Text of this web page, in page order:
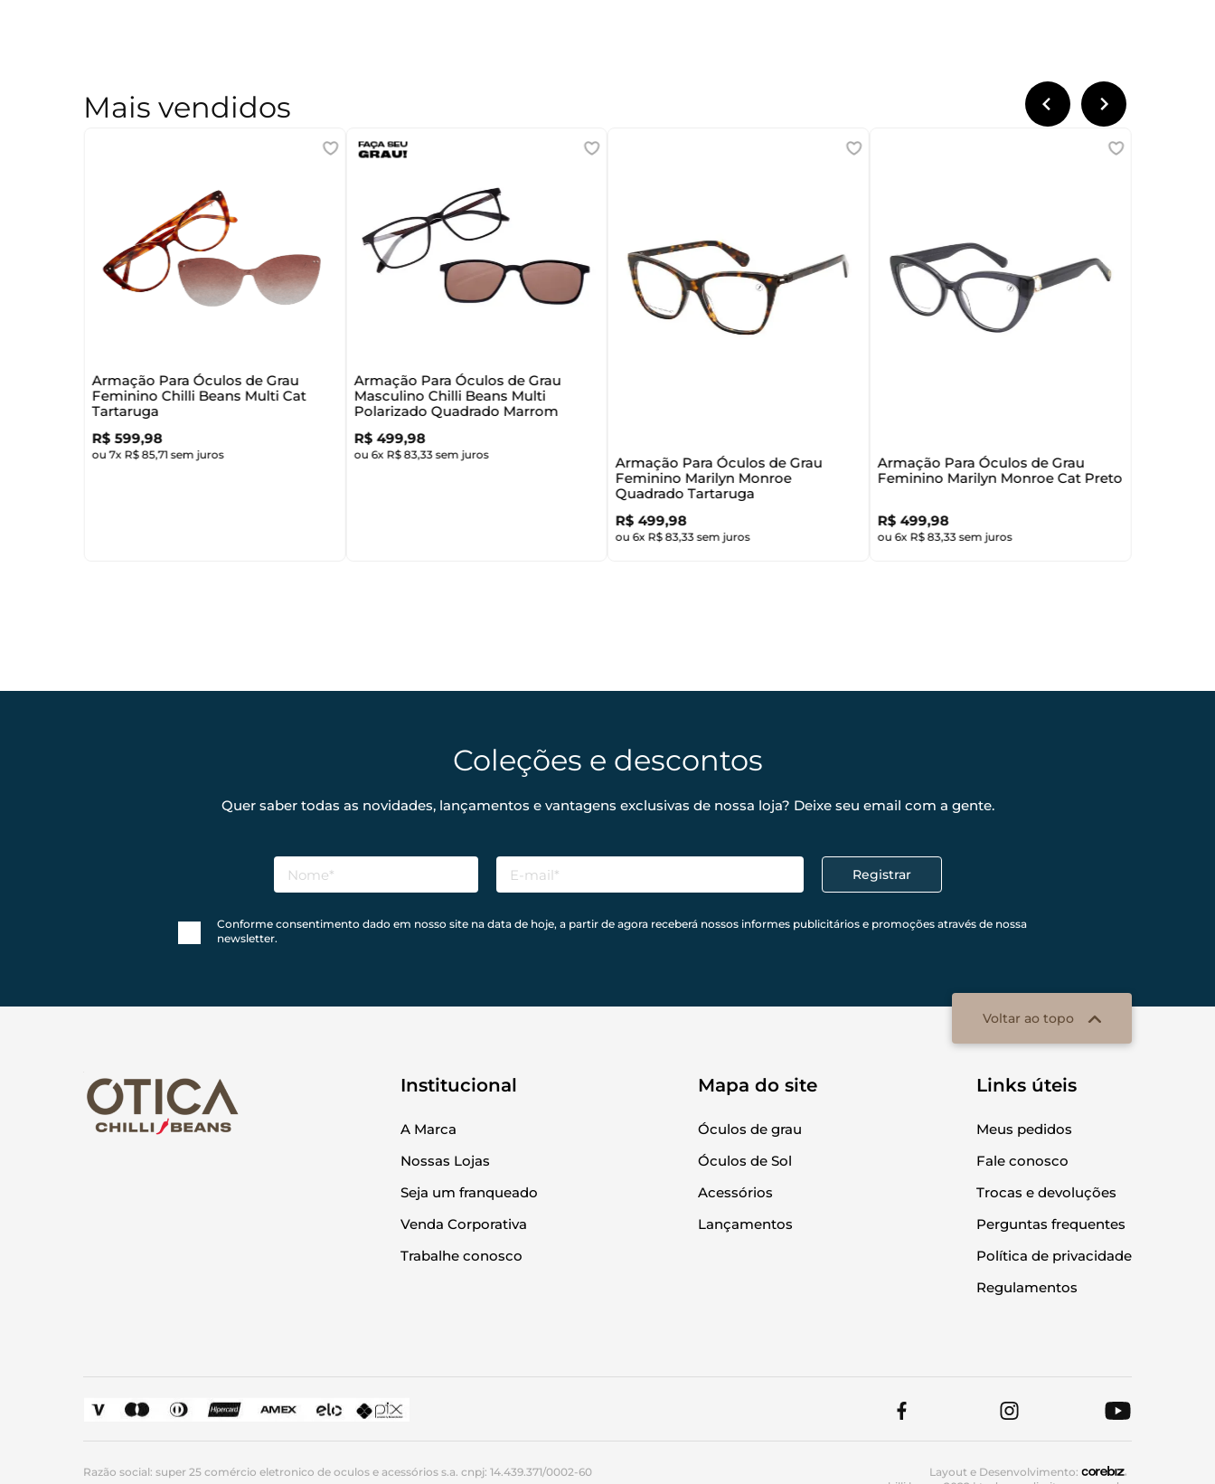
Mais vendidos
Armação Para Óculos de Grau
Feminino Chilli Beans Multi Cat
Tartaruga
R$ 599,98
ou7x R$ 85,71sem juros
Armação Para Óculos de Grau
Masculino Chilli Beans Multi
Polarizado Quadrado Marrom
R$ 499,98
ou6x R$ 83,33sem juros
Armação Para Óculos de Grau
Feminino Marilyn Monroe
Quadrado Tartaruga
R$ 499,98
ou6xR$ 83,33sem juros
Armação Para Óculos de Grau
Feminino Marilyn Monroe Cat Preto
R$ 499,98
ou6x R$ 83,33sem juros
Coleções e descontos
Quer saber todas as novidades, lançamentos e vantagens exclusivas de nossa loja? Deixe seu email com a gente.
Registrar
Conforme consentimento dado em nosso site na data de hoje, a partir de agora receberá nossos informes publicitários e promoções através de nossa
newsletter.
Voltar ao topo
Institucional
A Marca
Nossas Lojas
Seja um franqueado
Venda Corporativa
Trabalhe conosco
Mapa do site
Óculos de grau
Óculos de Sol
Acessórios
Lançamentos
Links úteis
Meus pedidos
Fale conosco
Trocas e devoluções
Perguntas frequentes
Política de privacidade
Regulamentos
Razão social: super 25 comércio eletronico de oculos e acessórios s.a. cnpj: 14.439.371/0002-60
Layout e Desenvolvimento: